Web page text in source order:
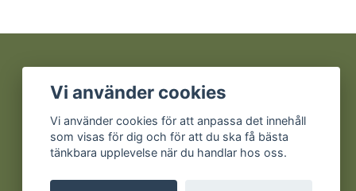
Facebook
Instagram
Vi använder cookies
Vi använder cookies för att anpassa det innehåll
som visas för dig och för att du ska få bästa
tänkbara upplevelse när du handlar hos oss.